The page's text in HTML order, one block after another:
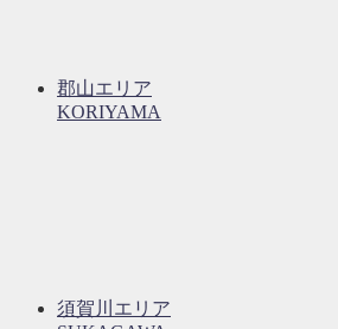
郡山エリア
KORIYAMA
須賀川エリア